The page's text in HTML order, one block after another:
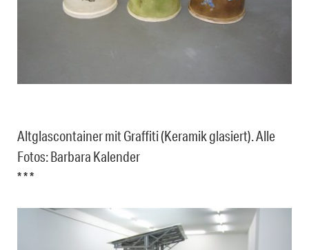
Altglascontainer mit Graffiti (Keramik glasiert). Alle
Fotos: Barbara Kalender
* * *